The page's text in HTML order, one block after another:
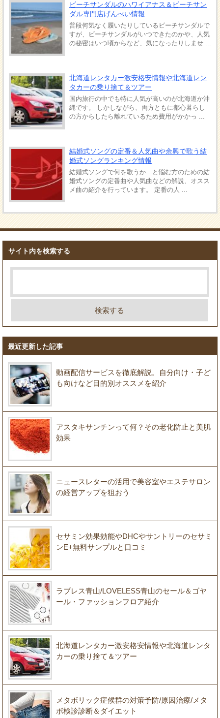
ビーチサンダルのハワイアナス＆ビーチサン
ダル専門店げんべい情報
普段何気なく履いたりしているビーチサンダルで
すが、ビーチサンダルがいつできたのかや、人気
の秘密はいつ頃からなど、気になったりしませ ...
北海道レンタカー激安格安情報や北海道レン
タカーの乗り捨て＆ツアー
国内旅行の中でも特に人気が高いのが北海道か沖
縄です。 しかしながら、両方ともに都心暮らし
の方からしたら離れているため費用がかかっ ...
結婚式ソングの定番＆人気曲や余興で歌う結
婚式ソングランキング情報
結婚式ソングで何を歌うか…と悩む方のための結
婚式ソングの定番曲や人気曲などの解説、オスス
メ曲の紹介を行っています。 定番の人 ...
サイト内を検索する
最近更新した記事
動画配信サービスを徹底解説。自分向け・子ど
も向けなど目的別オススメを紹介
アスタキサンチンって何？その老化防止と美肌
効果
ニュースレターの活用で美容室やエステサロン
の経営アップを狙おう
セサミン効果効能やDHCやサントリーのセサミ
ンE+無料サンプルと口コミ
ラブレス青山/LOVELESS青山のセール＆ゴヤ
ール・ファッションフロア紹介
北海道レンタカー激安格安情報や北海道レンタ
カーの乗り捨て＆ツアー
メタボリック症候群の対策予防/原因治療/メタ
ボ検診診断＆ダイエット